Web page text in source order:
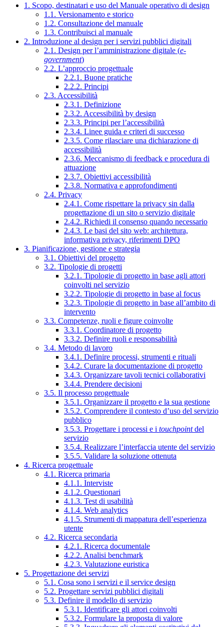
1. Scopo, destinatari e uso del Manuale operativo di design
1.1. Versionamento e storico
1.2. Consultazione del manuale
1.3. Contribuisci al manuale
2. Introduzione al design per i servizi pubblici digitali
2.1. Design per l’amministrazione digitale (e-
government)
2.2. L’approccio progettuale
2.2.1. Buone pratiche
2.2.2. Principi
2.3. Accessibilità
2.3.1. Definizione
2.3.2. Accessibilità by design
2.3.3. Principi per l’accessibilità
2.3.4. Linee guida e criteri di successo
2.3.5. Come rilasciare una dichiarazione di
accessibilità
2.3.6. Meccanismo di feedback e procedura di
attuazione
2.3.7. Obiettivi accessibilità
2.3.8. Normativa e approfondimenti
2.4. Privacy
2.4.1. Come rispettare la privacy sin dalla
progettazione di un sito o servizio digitale
2.4.2. Richiedi il consenso quando necessario
2.4.3. Le basi del sito web: architettura,
informativa privacy, riferimenti DPO
3. Pianificazione, gestione e strategia
3.1. Obiettivi del progetto
3.2. Tipologie di progetti
3.2.1. Tipologie di progetto in base agli attori
coinvolti nel servizio
3.2.2. Tipologie di progetto in base al focus
3.2.3. Tipologie di progetto in base all’ambito di
intervento
3.3. Competenze, ruoli e figure coinvolte
3.3.1. Coordinatore di progetto
3.3.2. Definire ruoli e responsabilità
3.4. Metodo di lavoro
3.4.1. Definire processi, strumenti e rituali
3.4.2. Curare la documentazione di progetto
3.4.3. Organizzare tavoli tecnici collaborativi
3.4.4. Prendere decisioni
3.5. Il processo progettuale
3.5.1. Organizzare il progetto e la sua gestione
3.5.2. Comprendere il contesto d’uso del servizio
pubblico
3.5.3. Progettare i processi e i touchpointdel
servizio
3.5.4. Realizzare l’interfaccia utente del servizio
3.5.5. Validare la soluzione ottenuta
4. Ricerca progettuale
4.1. Ricerca primaria
4.1.1. Interviste
4.1.2. Questionari
4.1.3. Test di usabilità
4.1.4. Web analytics
4.1.5. Strumenti di mappatura dell’esperienza
utente
4.2. Ricerca secondaria
4.2.1. Ricerca documentale
4.2.2. Analisi benchmark
4.2.3. Valutazione euristica
5. Progettazione dei servizi
5.1. Cosa sono i servizi e il service design
5.2. Progettare servizi pubblici digitali
5.3. Definire il modello di servizio
5.3.1. Identificare gli attori coinvolti
5.3.2. Formulare la proposta di valore